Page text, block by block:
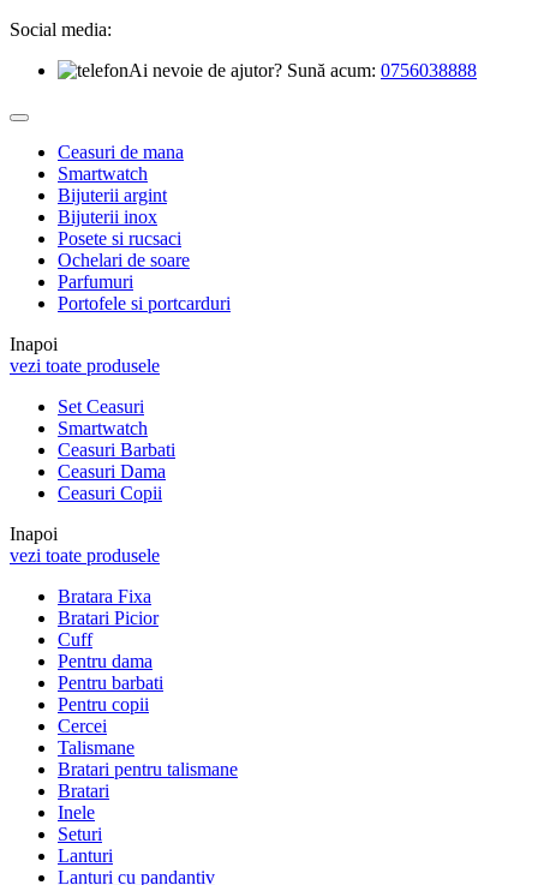
Social media:
Ai nevoie de ajutor? Sună acum: 0756038888
Ceasuri de mana
Smartwatch
Bijuterii argint
Bijuterii inox
Posete si rucsaci
Ochelari de soare
Parfumuri
Portofele si portcarduri
Inapoi
vezi toate produsele
Set Ceasuri
Smartwatch
Ceasuri Barbati
Ceasuri Dama
Ceasuri Copii
Inapoi
vezi toate produsele
Bratara Fixa
Bratari Picior
Cuff
Pentru dama
Pentru barbati
Pentru copii
Cercei
Talismane
Bratari pentru talismane
Bratari
Inele
Seturi
Lanturi
Lanturi cu pandantiv